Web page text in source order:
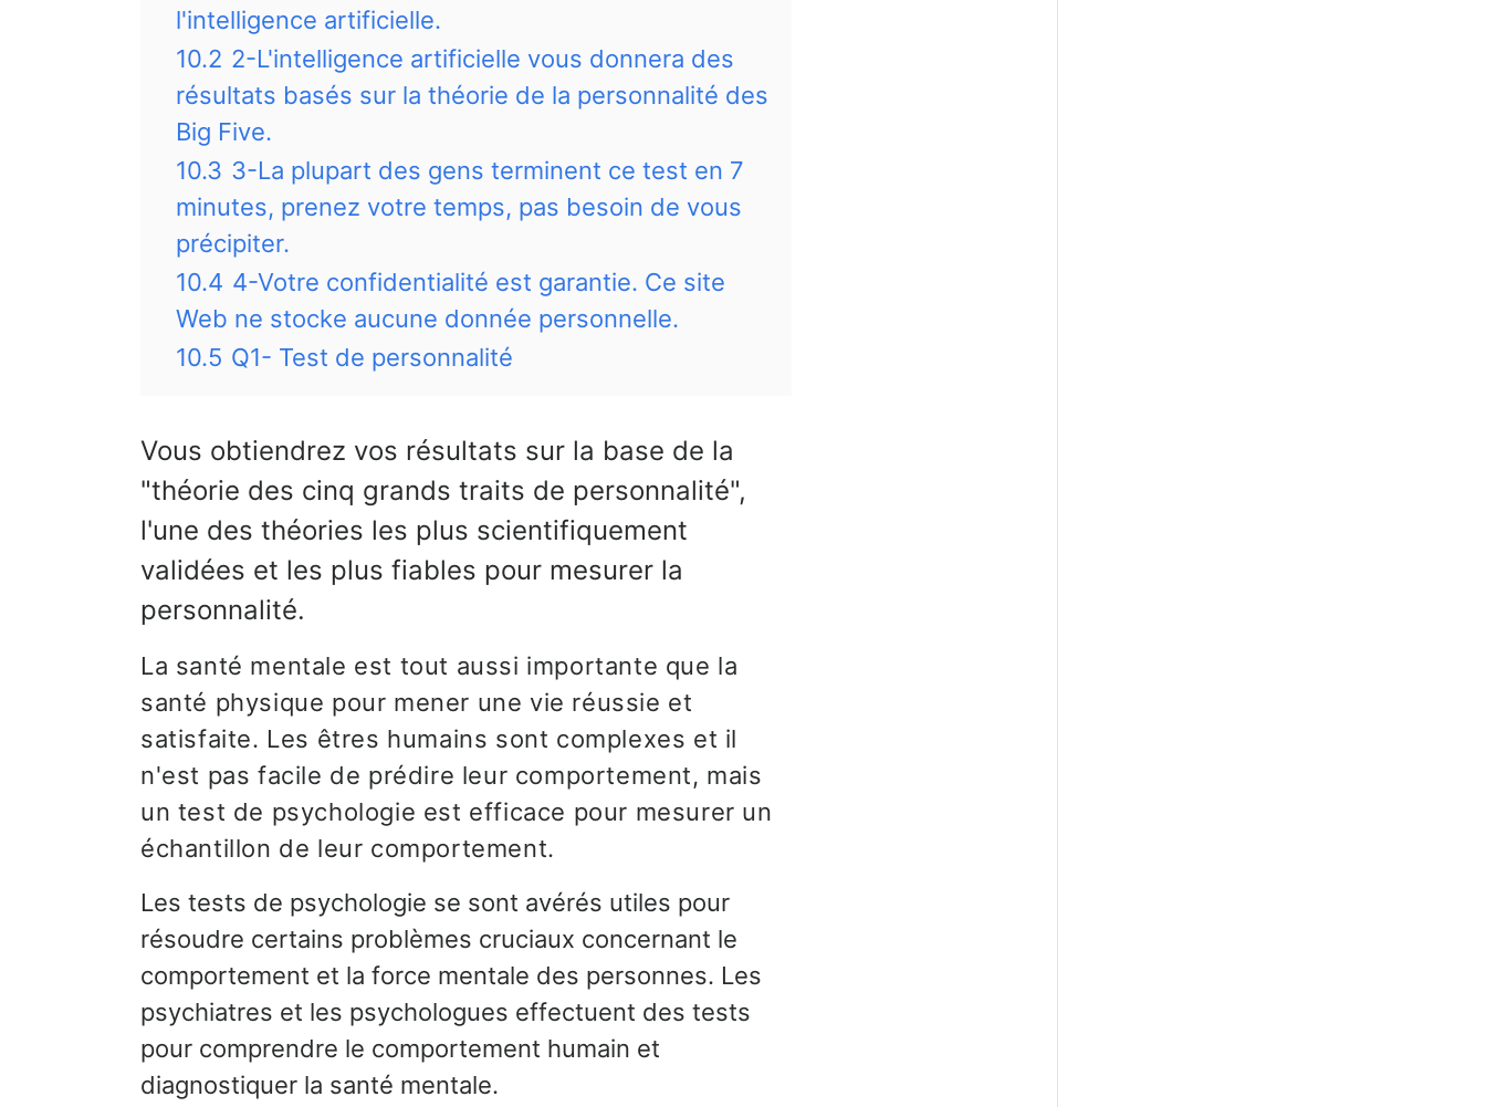
l'intelligence artificielle.
10.2 2-L'intelligence artificielle vous donnera des
résultats basés sur la théorie de la personnalité des
Big Five.
10.3 3-La plupart des gens terminent ce test en 7
minutes, prenez votre temps, pas besoin de vous
précipiter.
10.4 4-Votre confidentialité est garantie. Ce site
Web ne stocke aucune donnée personnelle.
10.5 Q1- Test de personnalité
Vous obtiendrez vos résultats sur la base de la
"théorie des cinq grands traits de personnalité",
l'une des théories les plus scientifiquement
validées et les plus fiables pour mesurer la
personnalité.
La santé mentale est tout aussi importante que la
santé physique pour mener une vie réussie et
satisfaite. Les êtres humains sont complexes et il
n'est pas facile de prédire leur comportement, mais
un test de psychologie est efficace pour mesurer un
échantillon de leur comportement.
Les tests de psychologie se sont avérés utiles pour
résoudre certains problèmes cruciaux concernant le
comportement et la force mentale des personnes. Les
psychiatres et les psychologues effectuent des tests
pour comprendre le comportement humain et
diagnostiquer la santé mentale.